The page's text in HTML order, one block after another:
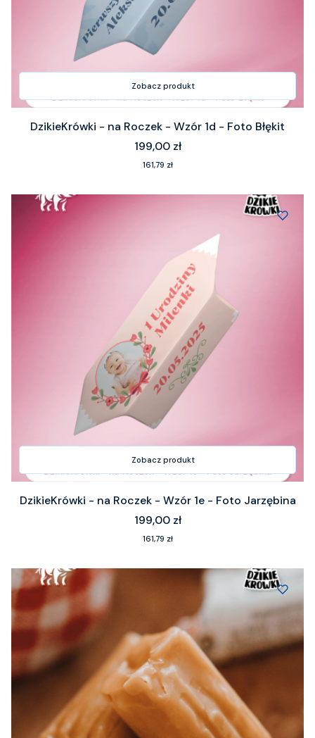
Zobacz produkt
DzikieKrówki - na Roczek - Wzór 1d - Foto Błękit
Cena
199,00 zł
Cena
161,79 zł
Zobacz produkt
DzikieKrówki - na Roczek - Wzór 1e - Foto Jarzębina
Cena
199,00 zł
Cena
161,79 zł